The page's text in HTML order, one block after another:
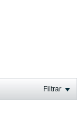
Filtrar